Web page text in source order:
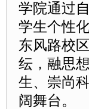
学院通过
学生个性
东风路校
纭，融思
生、崇尚
阔舞台。